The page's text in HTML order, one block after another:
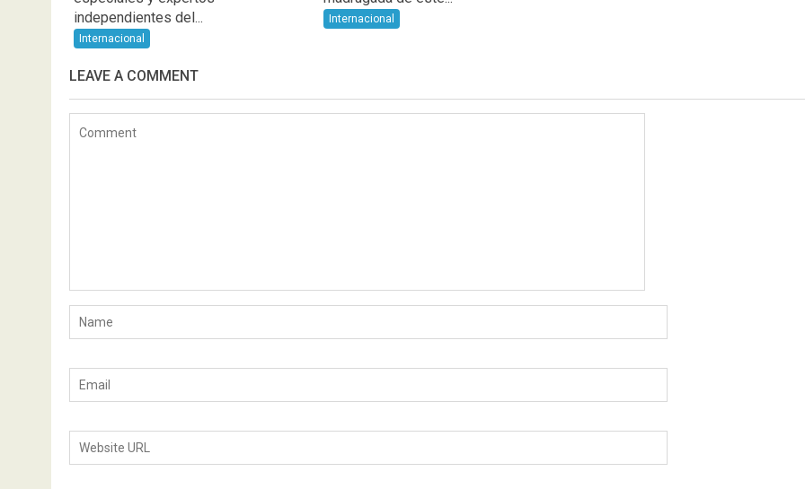
independientes del...
Internacional
Internacional
LEAVE A COMMENT